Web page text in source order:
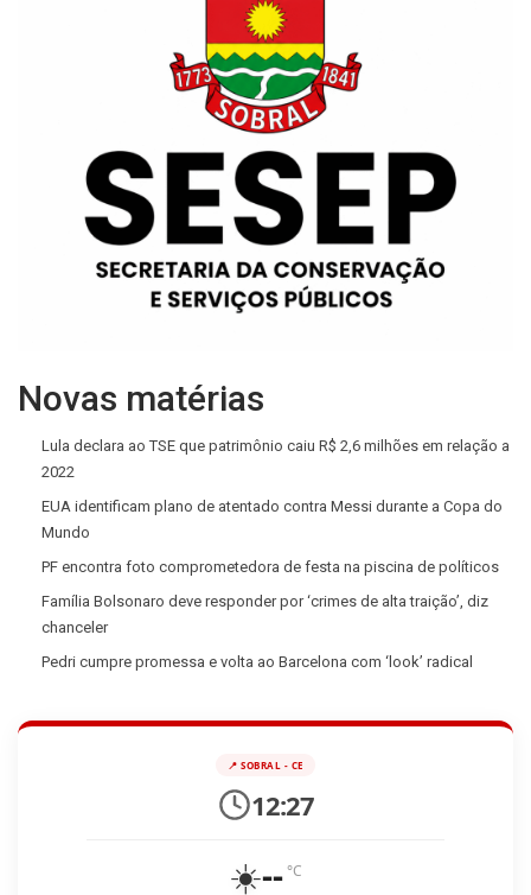
Novas matérias
Lula declara ao TSE que patrimônio caiu R$ 2,6 milhões em relação a
2022
EUA identificam plano de atentado contra Messi durante a Copa do
Mundo
PF encontra foto comprometedora de festa na piscina de políticos
Família Bolsonaro deve responder por ‘crimes de alta traição’, diz
chanceler
Pedri cumpre promessa e volta ao Barcelona com ‘look’ radical
📍 SOBRAL - CE
12:27
☀️-- °C